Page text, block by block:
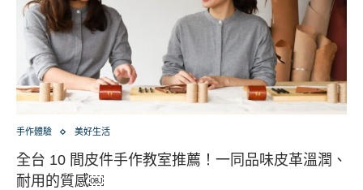
手作體驗 美好生活
全台 10 間皮件手作教室推薦！一同品味皮革溫潤、
耐用的質感￼